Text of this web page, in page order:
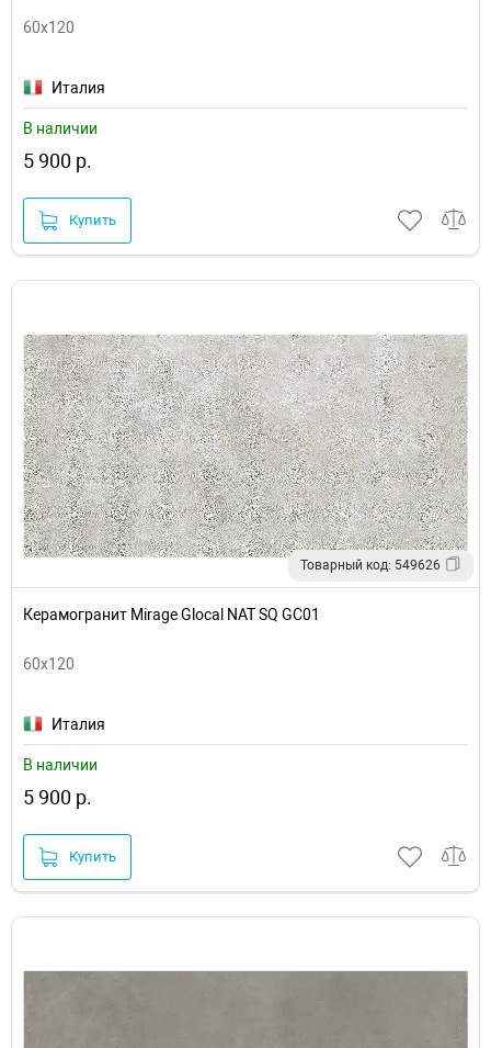
60x120
Италия
В наличии
5 900 р.
Купить
Товарный код: 549626
Керамогранит Mirage Glocal NAT SQ GC01
60x120
Италия
В наличии
5 900 р.
Купить